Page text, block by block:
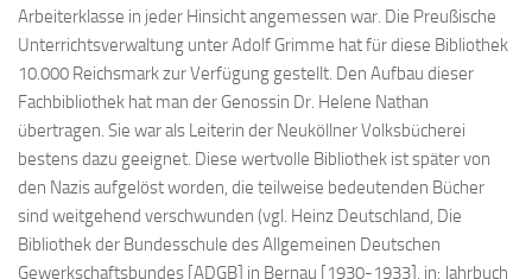
Arbeiterklasse in jeder Hinsicht angemessen war. Die Preußische
Unterrichtsverwaltung unter Adolf Grimme hat für diese Bibliothek
10.000 Reichsmark zur Verfügung gestellt. Den Aufbau dieser
Fachbibliothek hat man der Genossin Dr. Helene Nathan
übertragen. Sie war als Leiterin der Neuköllner Volksbücherei
bestens dazu geeignet. Diese wertvolle Bibliothek ist später von
den Nazis aufgelöst worden, die teilweise bedeutenden Bücher
sind weitgehend verschwunden (vgl. Heinz Deutschland, Die
Bibliothek der Bundesschule des Allgemeinen Deutschen
Gewerkschaftsbundes [ADGB] in Bernau [1930-1933], in: Jahrbuch